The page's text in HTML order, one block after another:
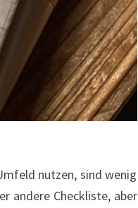
nutzen, sind wenig
andere Checkliste, aber